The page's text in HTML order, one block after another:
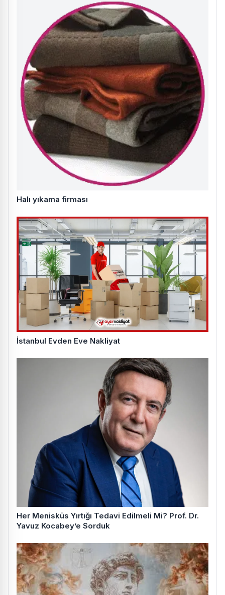
Halı yıkama firması
İstanbul Evden Eve Nakliyat
Her Menisküs Yırtığı Tedavi Edilmeli Mi? Prof. Dr.
Yavuz Kocabey’e Sorduk